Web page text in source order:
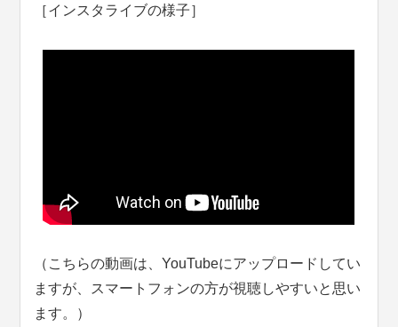
［インスタライブの様子］
（こちらの動画は、YouTubeにアップロードしてい
ますが、スマートフォンの方が視聴しやすいと思い
ます。）